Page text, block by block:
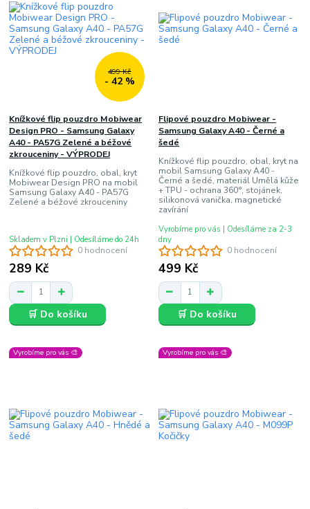
499 Kč
- 42 %
0 hodnocení
Knížkové flip pouzdro Mobiwear
Design PRO - Samsung Galaxy
A40 - PA57G Zelené a béžové
zkrouceniny - VÝPRODEJ
Knížkové flip pouzdro, obal, kryt
Mobiwear Design PRO na mobil
Samsung Galaxy A40 - PA57G
Zelené a béžové zkrouceniny
289 Kč
Skladem v Plzni | Odesíláme do 24h
🛒 Do košíku
0 hodnocení
Flipové pouzdro Mobiwear -
Samsung Galaxy A40 - Černé a
šedé
Knížkové flip pouzdro, obal, kryt na
mobil Samsung Galaxy A40 -
Černé a šedé, materiál Umělá kůže
+ TPU - ochrana 360°, stojánek,
silikonová vanička, magnetické
zavírání
499 Kč
Vyrobíme pro vás | Odesíláme za 2-3
dny
🛒 Do košíku
Vyrobíme pro vás 🎨 Vyrobíme pro vás 🎨